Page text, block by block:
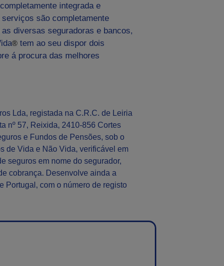
integrada e
são completamente
diversas seguradoras e bancos,
®tem ao seu dispor dois
á procura das melhores
Lda, registada na C.R.C. de Leiria
nº 57, Reixida, 2410-856 Cortes
e Fundos de Pensões, sob o
de Vida e Não Vida, verificável em
seguros em nome do segurador,
cobrança. Desenvolve ainda a
Portugal, com o número de registo